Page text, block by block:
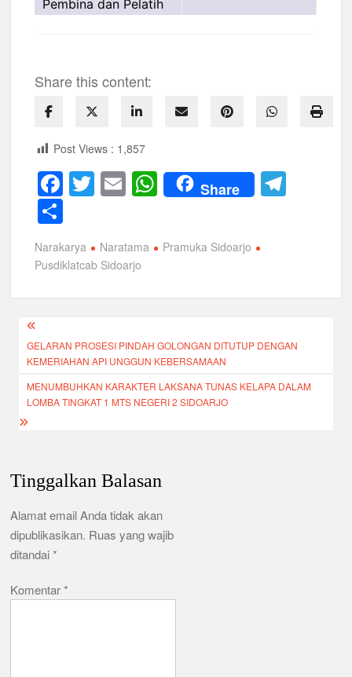
Share this content:
Post Views : 1,857
F
a
e
o
o
k
T
wi
tt
er
E
m
ail
W
h
at
s
p
p
Share
m
h
ar
Narakarya Naratama
Pramuka Sidoarjo
Pusdiklatcab Sidoarjo
Navigasi
pos
GELARAN PROSESI PINDAH GOLONGAN DITUTUP DENGAN
KEMERIAHAN API UNGGUN KEBERSAMAAN
MENUMBUHKAN KARAKTER LAKSANA TUNAS KELAPA DALAM
LOMBA TINGKAT 1 MTS NEGERI 2 SIDOARJO
Tinggalkan Balasan
Alamat email Anda tidak akan
dipublikasikan. Ruas yang wajib
ditandai*
Komentar*